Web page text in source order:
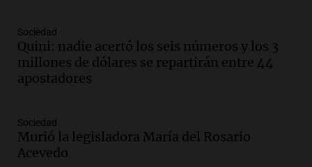
Episodios
Audio.Kicillof critica la desregulación
financiera y el aumento de la morosidad
Episodios
Audio.La UNT evalúa apelación ante la
Corte Suprema tras fallo que aparta a
Sociedad
Quini: nadie acertó los seis números y los 3
millones de dólares se repartirán entre 44
apostadores
Sociedad
Murió la legisladora María del Rosario
Acevedo